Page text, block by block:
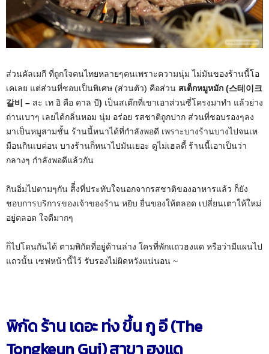
ส่วนคัลเมกี ที่ถูกใจคนไทยหลายๆคนเพราะความนุ่ม ไม่มันของร้านนี้โอ
เคเลย แต่ส่วนที่ชอบเป็นพิเศษ (ส่วนตัว) คือส่วน สเต็กหมูหมัก (스테이크
갈비 – สะ เท อิ คือ คาล บี) เป็นสเต๊กที่เขาเอาส่วนซี่โครงมาทำ แล้วย่าง
ถ่านเบาๆ เลยได้กลิ่นหอม นุ่ม อร่อย รสชาติถูกปาก ส่วนที่ชอบรองๆลง
มาเป็นหมูสามชั้น ร้านนี้หนาได้ที่กำลังพอดี เพราะบางร้านบางไปจนเห
มือนกินเบค่อน บางร้านก็หนาไปมันเยอะ ดูไม่เฮลตี้ ร้านนี้เอาเป็นว่า
กลางๆ กำลังพอดีแล้วกัน
กินอิ่มไปตามๆกัน สิี่งที่ประทับใจนอกจากรสชาติของอาหารแล้ว ก็ยัง
ชอบการบริการของเจ้าของร้าน หยิบ ยื่นของให้ตลอด เปลี่ยนเตาให้ใหม่
อยู่ตลอด ใจดีมากๆ
ก็ไปโดนกันได้ ตามพิกัดที่อยู่ด้านล่าง ใครที่พักแถวฮงแด หรือว่ามีแผนไป
แถวนั้น เซฟหน้านี้ไว้ รับรองไม่ผิดหวังแน่นอน ~
พิกัด ร้าน เดอะ ท่ง ขึ้น กู อี (The